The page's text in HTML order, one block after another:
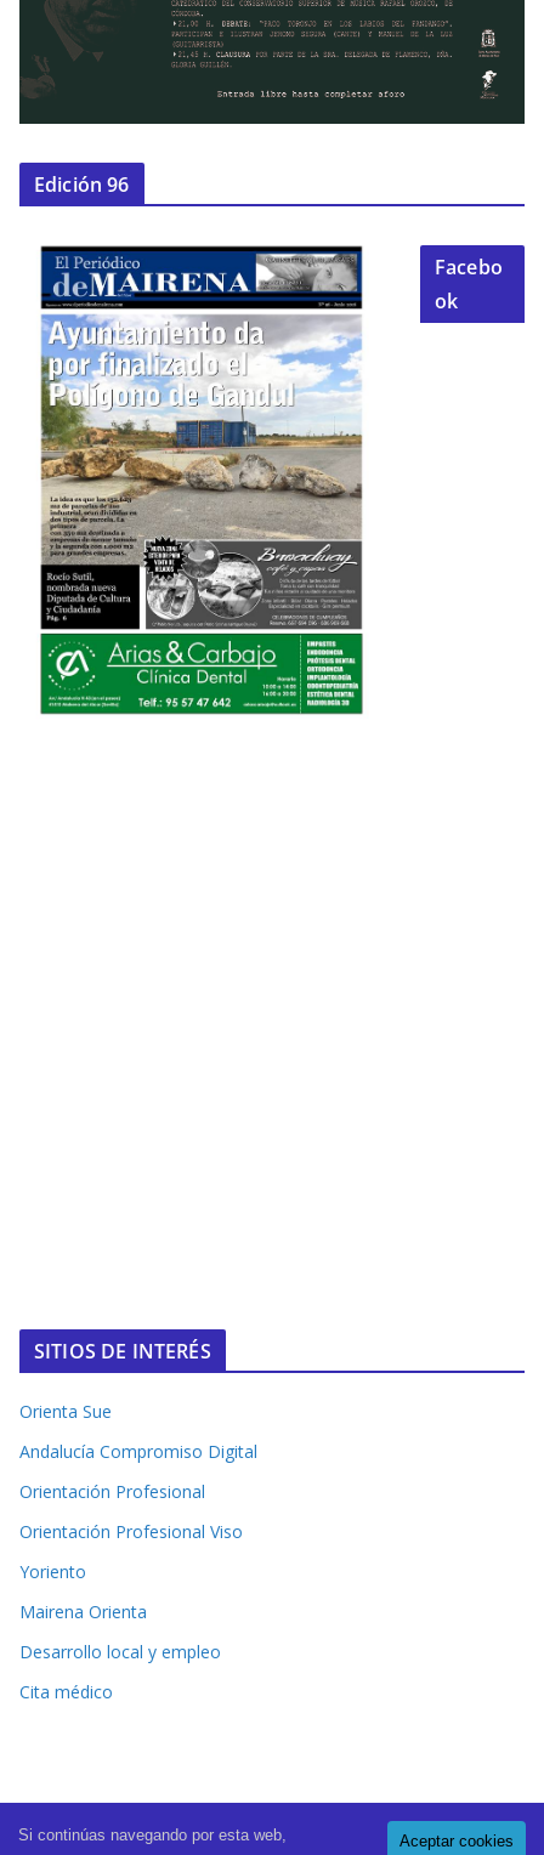
Edición 96
Facebo
ok
SITIOS DE INTERÉS
Orienta Sue
Andalucía Compromiso Digital
Orientación Profesional
Orientación Profesional Viso
Yoriento
Mairena Orienta
Desarrollo local y empleo
Cita médico
Copyright © 2026El Periódico de Mairena . All rights reserved.
Aceptar cookies
Si continúas navegando por esta web,